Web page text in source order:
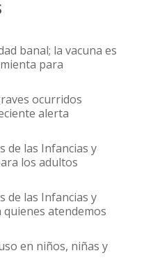
banal; la vacuna es
para
ocurridos
alerta
de las Infancias y
los adultos
de las Infancias y
quienes atendemos
en niños, niñas y